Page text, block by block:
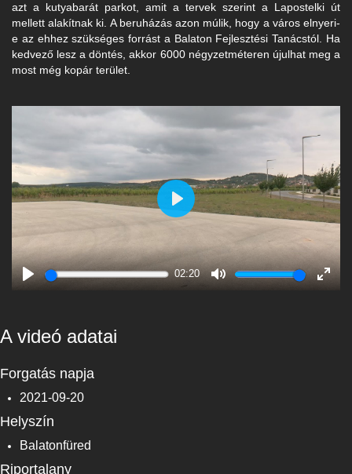
azt a kutyabarát parkot, amit a tervek szerint a Lapostelki út
mellett alakítnak ki. A beruházás azon múlik, hogy a város elnyeri-
e az ehhez szükséges forrást a Balaton Fejlesztési Tanácstól. Ha
kedvező lesz a döntés, akkor 6000 négyzetméteren újulhat meg a
most még kopár terület.
Play
02:20
Mute
Enter
Play
A videó adatai
Forgatás napja
2021-09-20
Helyszín
Balatonfüred
Riportalany